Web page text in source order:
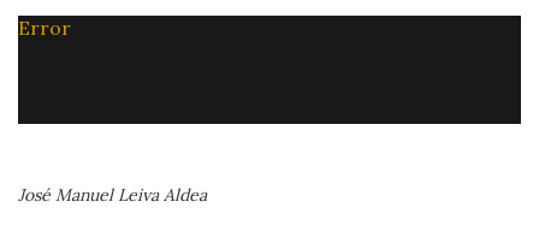
Error
José Manuel Leiva Aldea